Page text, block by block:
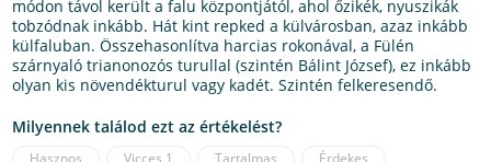
módon távol került a falu központjától, ahol őzikék, nyuszikák
tobzódnak inkább. Hát kint repked a külvárosban, azaz inkább
külfaluban. Összehasonlítva harcias rokonával, a Fülén
szárnyaló trianonozós turullal (szintén Bálint József), ez inkább
olyan kis növendékturul vagy kadét. Szintén felkeresendő.
Milyennek találod ezt az értékelést?
Hasznos Vicces 1 Tartalmas Érdekes